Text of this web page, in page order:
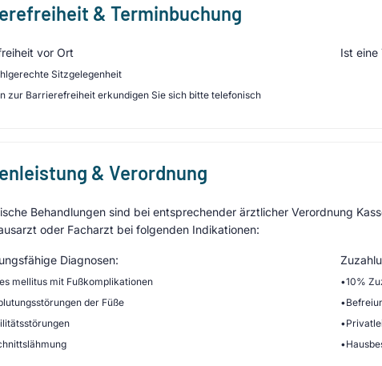
& Terminbuchung
vor Ort
Sitzgelegenheit
zur Barrierefreiheit erkundigen Sie sich bitte telefonisch
Ist eine
& Verordnung
Behandlungen sind bei entsprechender ärztlicher Verordnung
oder Facharzt bei folgenden Indikationen:
Diagnosen:
mellitus mit Fußkomplikationen
der Füße
•10%
•
•
•